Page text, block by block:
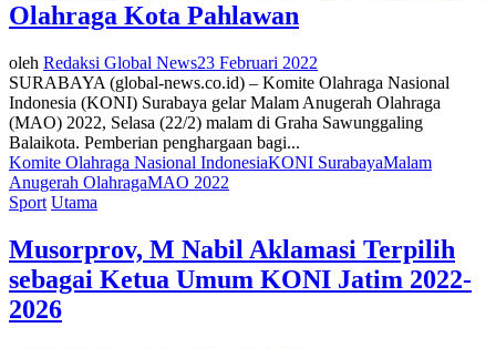
Olahraga Kota Pahlawan
oleh Redaksi Global News23 Februari 2022
SURABAYA (global-news.co.id) – Komite Olahraga Nasional
Indonesia (KONI) Surabaya gelar Malam Anugerah Olahraga
(MAO) 2022, Selasa (22/2) malam di Graha Sawunggaling
Balaikota. Pemberian penghargaan bagi...
Komite Olahraga Nasional IndonesiaKONI SurabayaMalam
Anugerah OlahragaMAO 2022
Sport Utama
Musorprov, M Nabil Aklamasi Terpilih
sebagai Ketua Umum KONI Jatim 2022-
2026